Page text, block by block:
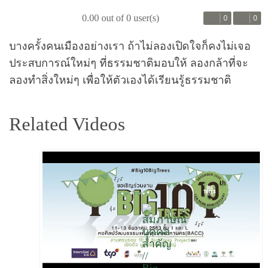
0.00 out of 0 user(s) 0 0
บางครั้งคนเมืองอย่างเรา ถ้าไม่ลองเปิดใจก็คงไม่เจอ
ประสบการณ์ใหม่ๆ ที่ธรรมชาติมอบให้ ลองกล้าที่จะ
ลองทำสิ่งใหม่ๆ เพื่อให้ตัวเองได้เรียนรู้ธรรมชาติ
Related Videos